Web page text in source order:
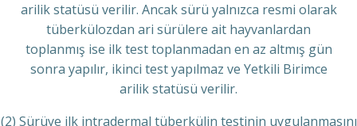
arilik statüsü verilir. Ancak sürü yalnızca resmi olarak
tüberkülozdan ari sürülere ait hayvanlardan
toplanmış ise ilk test toplanmadan en az altmış gün
sonra yapılır, ikinci test yapılmaz ve Yetkili Birimce
arilik statüsü verilir.
(2) Sürüye ilk intradermal tüberkülin testinin uygulanmasını